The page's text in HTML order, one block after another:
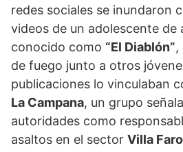
redes sociales se inundaron
videos de un adolescente de
conocido como “El Diablón”,
de fuego junto a otros
publicaciones lo vinculaban
La Campana, un grupo
autoridades como
asaltos en el sector Villa Faro